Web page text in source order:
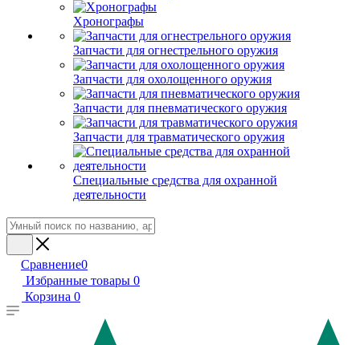
Хронографы
Запчасти для огнестрельного оружия
Запчасти для охолощенного оружия
Запчасти для пневматического оружия
Запчасти для травматического оружия
Специальные средства для охранной
деятельности
Сравнение0
Избранные товары 0
Корзина 0